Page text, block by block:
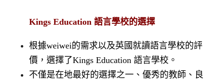
Kings Education 語言學校的選擇
根據weiwei的需求以及英國就讀語言學校的評
價，選擇了Kings Education 語言學校。
不僅是在地最好的選擇之一、優秀的教師、良